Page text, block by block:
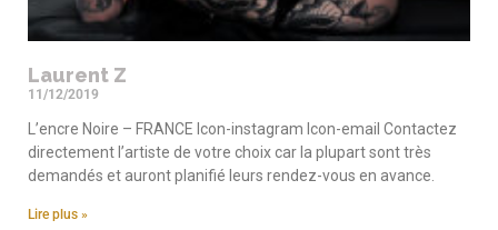
Laurent Z
11/12/2019
L’encre Noire – FRANCE Icon-instagram Icon-email Contactez
directement l’artiste de votre choix car la plupart sont très
demandés et auront planifié leurs rendez-vous en avance.
Lire plus »